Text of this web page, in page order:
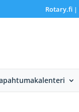
Rotary.fi|